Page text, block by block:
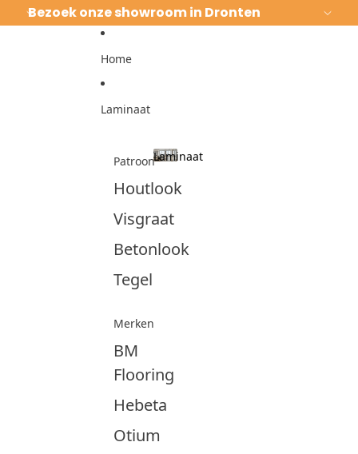
Bezoek onze showroom in Dronten
Home
Laminaat
Patroon
Houtlook
Visgraat
Betonlook
Tegel
Merken
BM
Flooring
Hebeta
Otium
Laminaat